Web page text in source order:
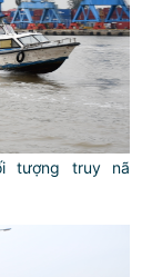
tượng truy nã